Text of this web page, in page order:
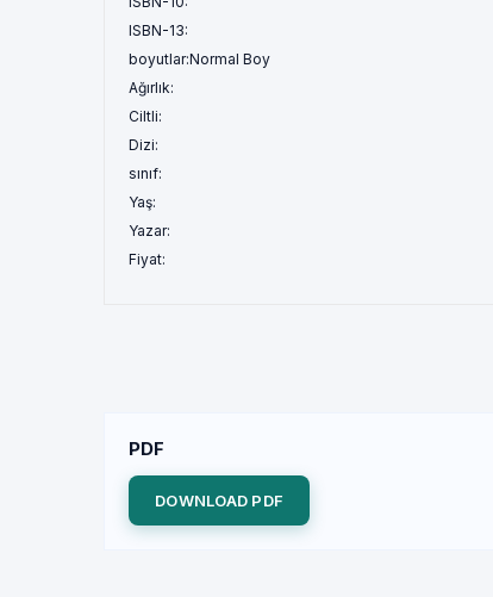
ISBN-13:
boyutlar:Normal Boy
Ağırlık:
Ciltli:
Dizi:
sınıf:
Yaş:
Yazar:
Fiyat:
PDF
DOWNLOAD PDF